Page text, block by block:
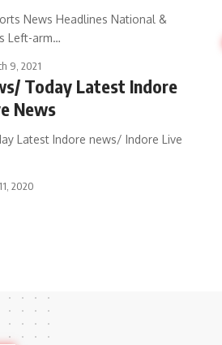
News Headlines National &
Left-arm…
9, 2021
Today Latest Indore
News
Latest Indore news/ Indore Live
2020